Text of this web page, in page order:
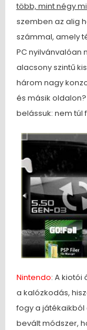
több, mint négy
szemben az alig
számmal, amely
PC nyilvánvalóan
alacsony szintű
három nagy
és másik
belássuk: nem túl
Nintendo: A kiotói
a kalózkodás,
fogy a játékaikból
bevált módszer,